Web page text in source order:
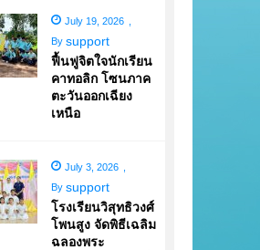
July 19, 2026
By support
ฟื้นฟูจิตใจนักเรียน
คาทอลิก โซนภาค
ตะวันออกเฉียง
เหนือ
July 3, 2026
By support
โรงเรียนวิสุทธิวงศ์
โพนสูง จัดพิธีเฉลิม
ฉลองพระ